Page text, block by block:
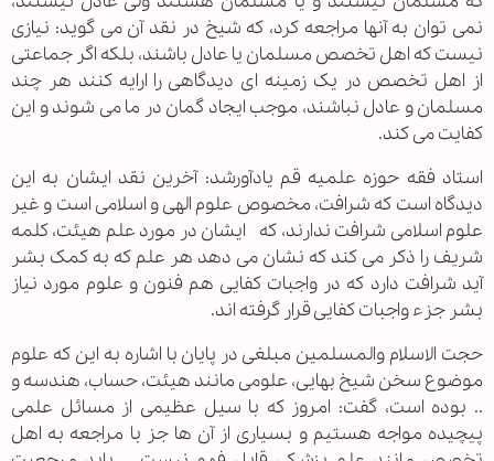
نمی توان به آنها مراجعه کرد، که شیخ در نقد آن می گوید: نیازی
نیست که اهل تخصص مسلمان یا عادل باشند، بلکه اگر جماعتی
از اهل تخصص در یک زمینه ای دیدگاهی را ارایه کنند هر چند
مسلمان و عادل نباشند، موجب ایجاد گمان در ما می شوند و این
کفایت می کند.
استاد فقه حوزه علمیه قم یادآورشد: آخرین نقد ایشان به این
دیدگاه است که شرافت، مخصوص علوم الهی و اسلامی است و غیر
علوم اسلامی شرافت ندارند، که ایشان در مورد علم هیئت، کلمه
شریف را ذکر می کند که نشان می دهد هر علم که به کمک بشر
آید شرافت دارد که در واجبات کفایی هم فنون و علوم مورد نیاز
بشر جزء واجبات کفایی قرار گرفته اند.
حجت الاسلام والمسلمین مبلغی در پایان با اشاره به این که علوم
موضوع سخن شیخ بهایی، علومی مانند هیئت، حساب، هندسه و
.. بوده است، گفت: امروز که با سیل عظیمی از مسائل علمی
پیچیده مواجه هستیم و بسیاری از آن ها جز با مراجعه به اهل